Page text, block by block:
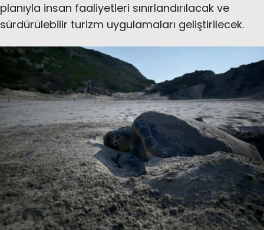
planıyla insan faaliyetleri sınırlandırılacak ve
sürdürülebilir turizm uygulamaları geliştirilecek.